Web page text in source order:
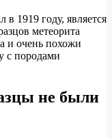
1919 году, является
метеорита
и очень похожи
с породами
не были